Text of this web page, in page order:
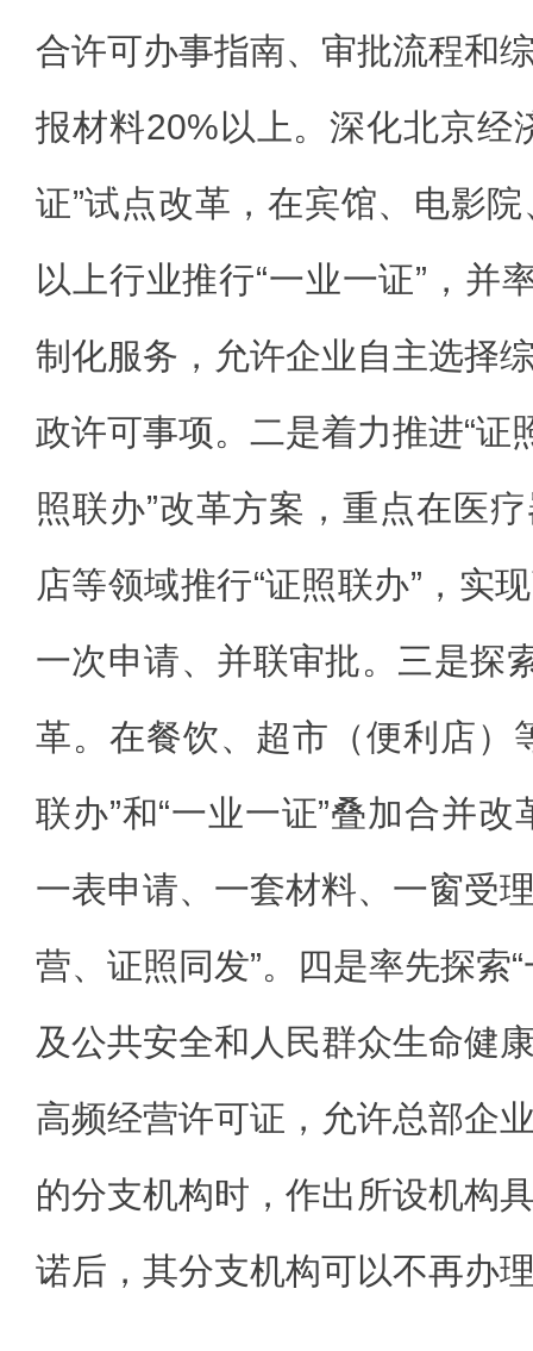
合许可办事指南、审批流程和
报材料20%以上。深化北京经
证”试点改革，在宾馆、电影
以上行业推行“一业一证”，并
制化服务，允许企业自主选择
政许可事项。二是着力推进“证
照联办”改革方案，重点在医
店等领域推行“证照联办”，实
一次申请、并联审批。三是探
革。在餐饮、超市（便利店）
联办”和“一业一证”叠加合并
一表申请、一套材料、一窗受
营、证照同发”。四是率先探索
及公共安全和人民群众生命健
高频经营许可证，允许总部企
的分支机构时，作出所设机构
诺后，其分支机构可以不再办